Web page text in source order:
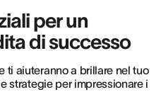
per un
di successo
ti aiuteranno a brillare nel tuo
strategie per impressionare i